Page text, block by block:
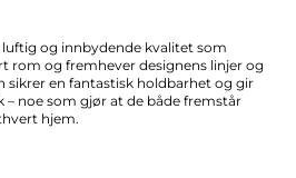
og innbydende kvalitet som
rom og fremhever designens linjer og
sikrer en fantastisk holdbarhet og gir
noe som gjør at de både fremstår
hjem.